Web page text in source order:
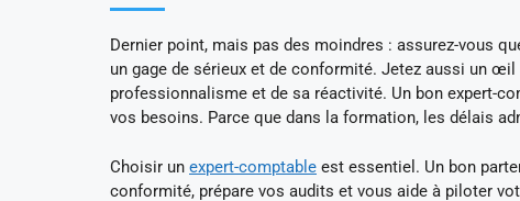
Dernier point, mais pas des moindres : assurez-vous
un gage de sérieux et de conformité. Jetez aussi un œil
professionnalisme et de sa réactivité. Un bon expert-
vos besoins. Parce que dans la formation, les délais
Choisir un expert-comptable est essentiel. Un bon
conformité, prépare vos audits et vous aide à piloter